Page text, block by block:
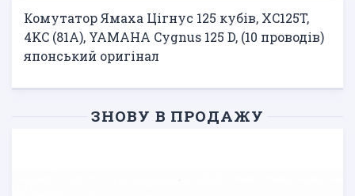
Комутатор Ямаха Цігнус 125 кубів, XC125T,
4KC (81А), YAMAHA Cygnus 125 D, (10 проводів)
японський оригінал
ЗНОВУ В ПРОДАЖУ